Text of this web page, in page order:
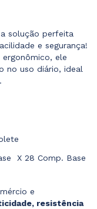
solução perfeita
e segurança!
ele
no uso diário, ideal
X 28 Comp. Base
e
resistência